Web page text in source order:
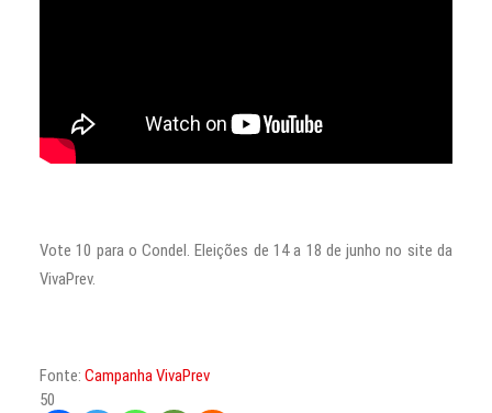
Vote 10 para o Condel. Eleições de 14 a 18 de junho no site da
VivaPrev.
Fonte: Campanha VivaPrev
50